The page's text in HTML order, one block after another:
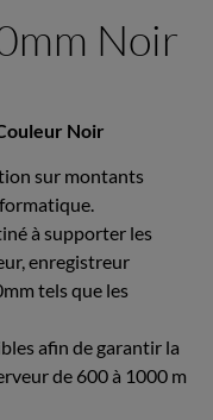
Noir
Noir
sur montants
à supporter les
enregistreur
tels que les
afin de garantir la
de 600 à 1000 m